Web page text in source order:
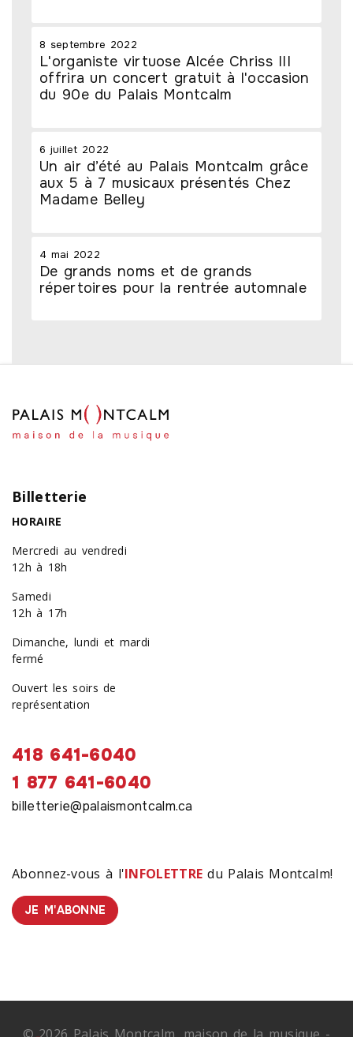
8 septembre 2022
L'organiste virtuose Alcée Chriss III
offrira un concert gratuit à l'occasion
du 90e du Palais Montcalm
6 juillet 2022
Un air d’été au Palais Montcalm grâce
aux 5 à 7 musicaux présentés Chez
Madame Belley
4 mai 2022
De grands noms et de grands
répertoires pour la rentrée automnale
Abonnez-vous à l'INFOLETTRE du Palais Montcalm!
JE M'ABONNE
Billetterie
HORAIRE
Mercredi au vendredi
12h à 18h
Samedi
12h à 17h
Dimanche, lundi et mardi
fermé
Ouvert les soirs de
représentation
418 641-6040
1 877 641-6040
billetterie@palaismontcalm.ca